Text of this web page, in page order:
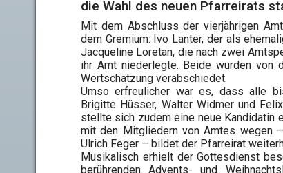
die Wahl des neuen Pfarreirats
Mit dem Abschluss der vierjährigen
dem Gremium: Ivo Lanter, der als
Jacqueline Loretan, die nach zwei
ihr Amt niederlegte. Beide wurden von
Wertschätzung verabschiedet.
Umso erfreulicher war es, dass alle
Brigitte Hüsser, Walter Widmer und
stellte sich zudem eine neue Kandidatin
mit den Mitgliedern von Amtes wegen
Ulrich Feger – bildet der Pfarreirat
Musikalisch erhielt der Gottesdienst
berührenden Advents- und